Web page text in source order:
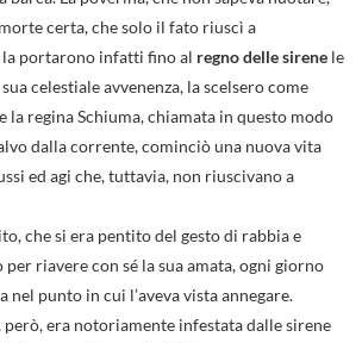
certa, che solo il fato riuscì a
la portarono infatti fino al regno delle sirene le
celestiale avvenenza, la scelsero come
la regina Schiuma, chiamata in questo modo
dalla corrente, cominciò una nuova vita
ed agi che, tuttavia, non riuscivano a
che si era pentito del gesto di rabbia e
riavere con sé la sua amata, ogni giorno
nel punto in cui l’aveva vista annegare.
era notoriamente infestata dalle sirene